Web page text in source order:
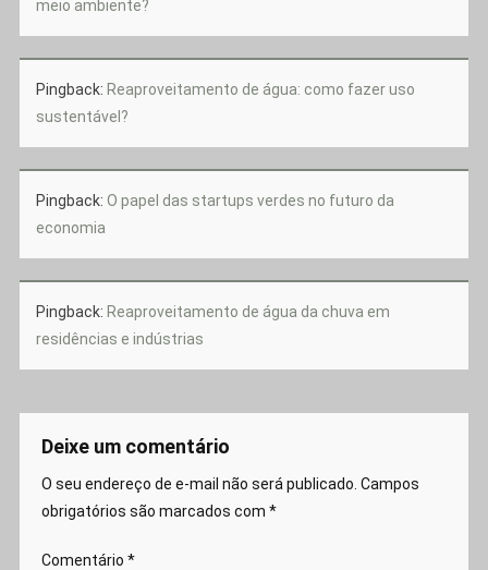
meio ambiente?
Pingback: Reaproveitamento de água: como fazer uso
sustentável?
Pingback: O papel das startups verdes no futuro da
economia
Pingback: Reaproveitamento de água da chuva em
residências e indústrias
Deixe um comentário
O seu endereço de e-mail não será publicado. Campos
obrigatórios são marcados com *
Comentário *